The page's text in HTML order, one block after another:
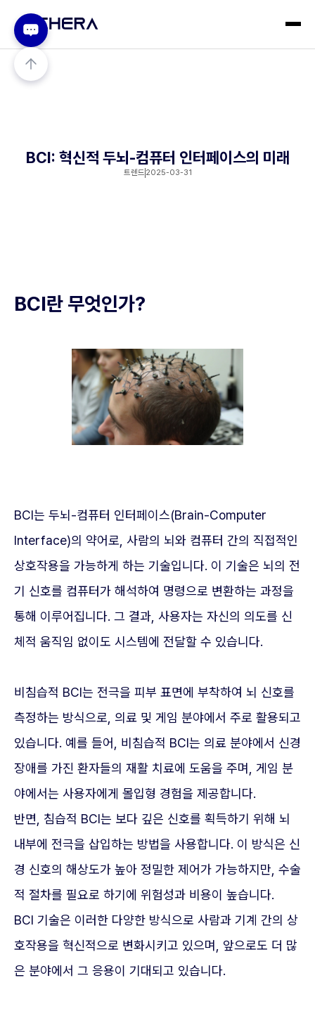
BCI: 혁신적 두뇌-컴퓨터 인터페이스의 미래
트렌드 2025-03-31
BCI란 무엇인가?
BCI는 두뇌-컴퓨터 인터페이스(Brain-Computer
Interface)의 약어로, 사람의 뇌와 컴퓨터 간의 직접적인
상호작용을 가능하게 하는 기술입니다. 이 기술은 뇌의 전
기 신호를 컴퓨터가 해석하여 명령으로 변환하는 과정을
통해 이루어집니다. 그 결과, 사용자는 자신의 의도를 신
체적 움직임 없이도 시스템에 전달할 수 있습니다.
비침습적 BCI는 전극을 피부 표면에 부착하여 뇌 신호를
측정하는 방식으로, 의료 및 게임 분야에서 주로 활용되고
있습니다. 예를 들어, 비침습적 BCI는 의료 분야에서 신경
장애를 가진 환자들의 재활 치료에 도움을 주며, 게임 분
야에서는 사용자에게 몰입형 경험을 제공합니다.
반면, 침습적 BCI는 보다 깊은 신호를 획득하기 위해 뇌
내부에 전극을 삽입하는 방법을 사용합니다. 이 방식은 신
경 신호의 해상도가 높아 정밀한 제어가 가능하지만, 수술
적 절차를 필요로 하기에 위험성과 비용이 높습니다.
BCI 기술은 이러한 다양한 방식으로 사람과 기계 간의 상
호작용을 혁신적으로 변화시키고 있으며, 앞으로도 더 많
은 분야에서 그 응용이 기대되고 있습니다.